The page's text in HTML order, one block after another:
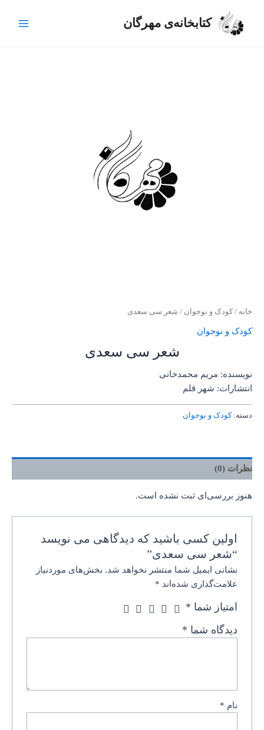
کتابخانه‌ی مهرگان
خانه / کودک و نوجوان / شعر سی سعدی
کودک و نوجوان
شعر سی سعدی
نویسنده: مریم محمدخانی
انتشارات: شهر قلم
دسته:کودک و نوجوان
نظرات (0)
هنوز بررسی‌ای ثبت نشده است.
اولین کسی باشید که دیدگاهی می نویسد
“شعر سی سعدی”
نشانی ایمیل شما منتشر نخواهد شد. بخش‌های موردنیاز
علامت‌گذاری شده‌اند *
امتیاز شما *
دیدگاه شما *
نام *